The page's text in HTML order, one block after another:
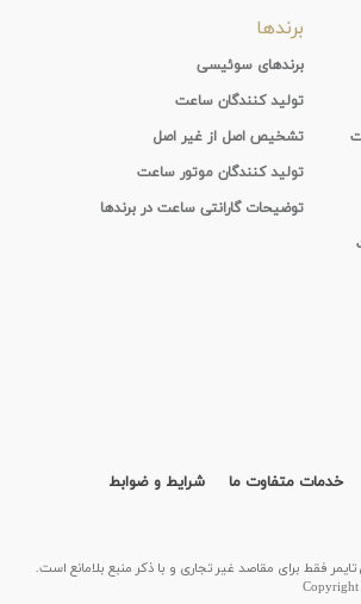
برندها
برندهای سوئیسی
تولید کنندگان ساعت
تشخیص اصل از غیر اصل
تولید کنندگان موتور ساعت
توضیحات گارانتی ساعت در برندها
خدمات متفاوت ما
شرایط و ضوابط
فقط برای مقاصد غیر تجاری و با ذکر منبع بلامانع است.